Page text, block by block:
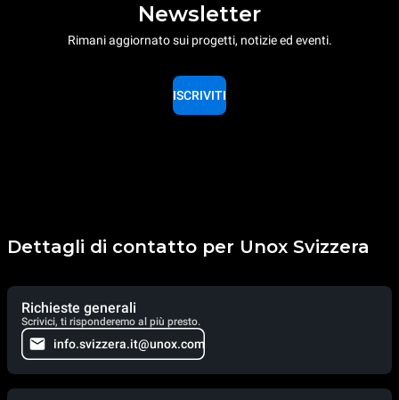
Newsletter
Rimani aggiornato sui progetti, notizie ed eventi.
ISCRIVITI
Dettagli di contatto per Unox Svizzera
Richieste generali
Scrivici, ti risponderemo al più presto.
info.svizzera.it@unox.com